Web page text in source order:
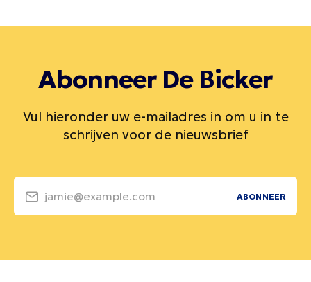
Abonneer De Bicker
Vul hieronder uw e-mailadres in om u in te
schrijven voor de nieuwsbrief
jamie@example.com ABONNEER